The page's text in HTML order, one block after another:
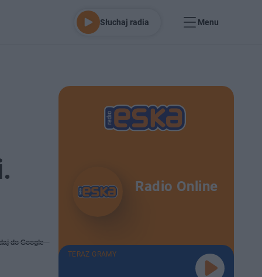
Słuchaj radia Menu
do Google
Radio Online
TERAZ GRAMY